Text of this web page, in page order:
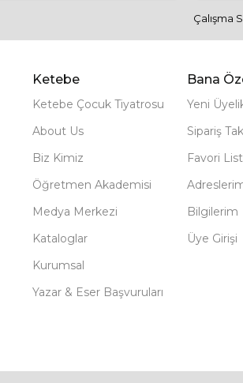
Çalışma
Ketebe
Ketebe Çocuk Tiyatrosu
About Us
Biz Kimiz
Öğretmen Akademisi
Medya Merkezi
Kataloglar
Kurumsal
Yazar & Eser Başvuruları
Bana
Yeni
Sipariş
Favori
Bilgilerim
Üye Girişi